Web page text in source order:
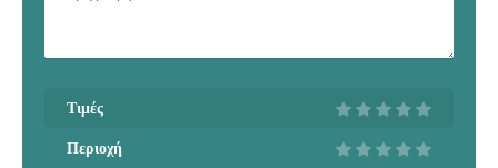
Τιμές
Περιοχή